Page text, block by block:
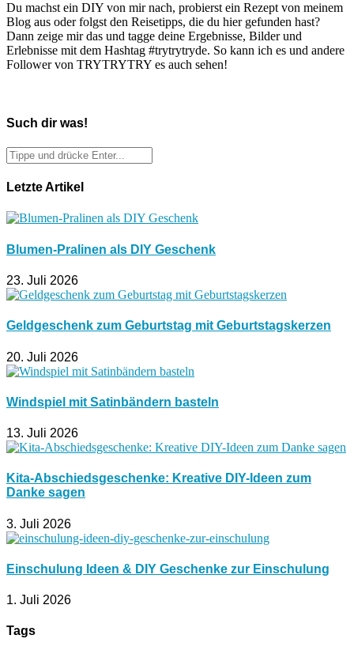
Du machst ein DIY von mir nach, probierst ein Rezept von meinem
Blog aus oder folgst den Reisetipps, die du hier gefunden hast?
Dann zeige mir das und tagge deine Ergebnisse, Bilder und
Erlebnisse mit dem Hashtag #trytrytryde. So kann ich es und andere
Follower von TRYTRYTRY es auch sehen!
Such dir was!
Letzte Artikel
Blumen-Pralinen als DIY Geschenk
23. Juli 2026
Geldgeschenk zum Geburtstag mit Geburtstagskerzen
20. Juli 2026
Windspiel mit Satinbändern basteln
13. Juli 2026
Kita-Abschiedsgeschenke: Kreative DIY-Ideen zum
Danke sagen
3. Juli 2026
Einschulung Ideen & DIY Geschenke zur Einschulung
1. Juli 2026
Tags